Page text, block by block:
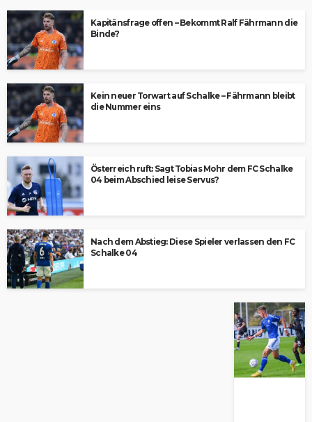
Kapitänsfrage offen – Bekommt Ralf Fährmann die
Binde?
Kein neuer Torwart auf Schalke – Fährmann bleibt
die Nummer eins
Österreich ruft: Sagt Tobias Mohr dem FC Schalke
04 beim Abschied leise Servus?
Nach dem Abstieg: Diese Spieler verlassen den FC
Schalke 04